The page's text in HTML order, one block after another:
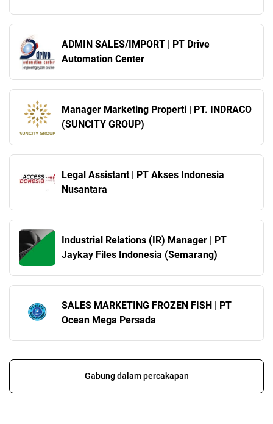
ADMIN SALES/IMPORT | PT Drive
Automation Center
Manager Marketing Properti | PT. INDRACO
(SUNCITY GROUP)
Legal Assistant | PT Akses Indonesia
Nusantara
Industrial Relations (IR) Manager | PT
Jaykay Files Indonesia (Semarang)
SALES MARKETING FROZEN FISH | PT
Ocean Mega Persada
Gabung dalam percakapan